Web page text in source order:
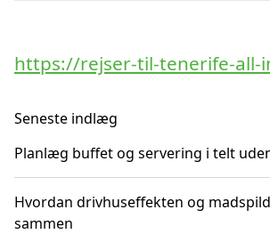
https://rejser-til-tenerife-all-
Seneste indlæg
Planlæg buffet og servering i telt
Hvordan drivhuseffekten og
sammen